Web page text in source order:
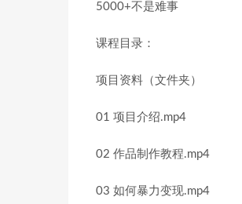
5000+不是难事
课程目录：
项目资料（文件夹）
01 项目介绍.mp4
02 作品制作教程.mp4
03 如何暴力变现.mp4